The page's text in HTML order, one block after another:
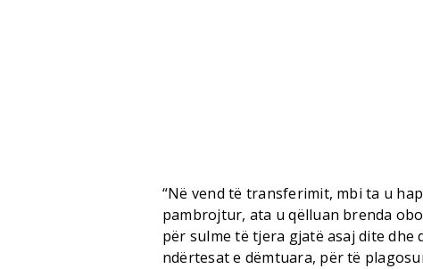
“Në vend të transferimit, mbi ta u
pambrojtur, ata u qëlluan brenda
për sulme të tjera gjatë asaj dite
ndërtesat e dëmtuara, për të